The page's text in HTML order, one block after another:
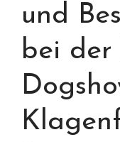
und
bei